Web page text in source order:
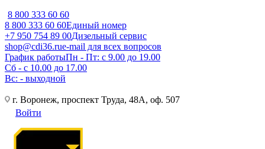
8 800 333 60 60
8 800 333 60 60Единый номер
+7 950 754 89 00Дизельный сервис
shop@cdi36.rue-mail для всех вопросов
График работыПн - Пт: с 9.00 до 19.00
Сб - с 10.00 до 17.00
Вс: - выходной
г. Воронеж, проспект Труда, 48А, оф. 507
Войти